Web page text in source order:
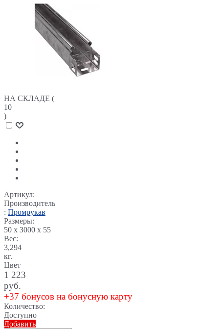
НА СКЛАДЕ (
10
)
Артикул:
Производитель
: Промрукав
Размеры:
50 x 3000 x 55
Вес:
3,294
кг.
Цвет
1 223
руб.
+37 бонусов на бонусную карту
Количество:
Доступно
Добавить